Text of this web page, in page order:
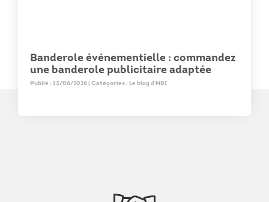
Banderole événementielle : commandez
une banderole publicitaire adaptée
Publié : 13/06/2026 | Catégories : Le blog d'MBI